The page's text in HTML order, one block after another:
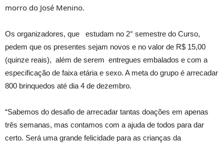
morro do José Menino.
Os organizadores, que estudam no 2° semestre do Curso,
pedem que os presentes sejam novos e no valor de R$ 15,00
(quinze reais), além de serem entregues embalados e com a
especificação de faixa etária e sexo. A meta do grupo é arrecadar
800 brinquedos até dia 4 de dezembro.
“Sabemos do desafio de arrecadar tantas doações em apenas
três semanas, mas contamos com a ajuda de todos para dar
certo. Será uma grande felicidade para as crianças da